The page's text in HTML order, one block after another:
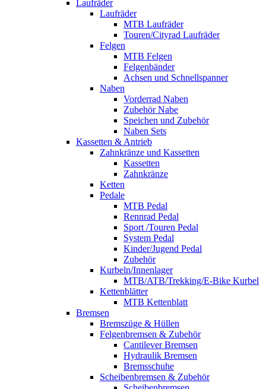
Laufräder
Laufräder
MTB Laufräder
Touren/Cityrad Laufräder
Felgen
MTB Felgen
Felgenbänder
Achsen und Schnellspanner
Naben
Vorderrad Naben
Zubehör Nabe
Speichen und Zubehör
Naben Sets
Kassetten & Antrieb
Zahnkränze und Kassetten
Kassetten
Zahnkränze
Ketten
Pedale
MTB Pedal
Rennrad Pedal
Sport /Touren Pedal
System Pedal
Kinder/Jugend Pedal
Zubehör
Kurbeln/Innenlager
MTB/ATB/Trekking/E-Bike Kurbel
Kettenblätter
MTB Kettenblatt
Bremsen
Bremszüge & Hüllen
Felgenbremsen & Zubehör
Cantilever Bremsen
Hydraulik Bremsen
Bremsschuhe
Scheibenbremsen & Zubehör